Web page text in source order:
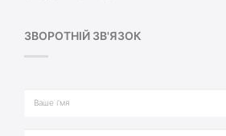
ЗВОРОТНІЙ ЗВ'ЯЗОК